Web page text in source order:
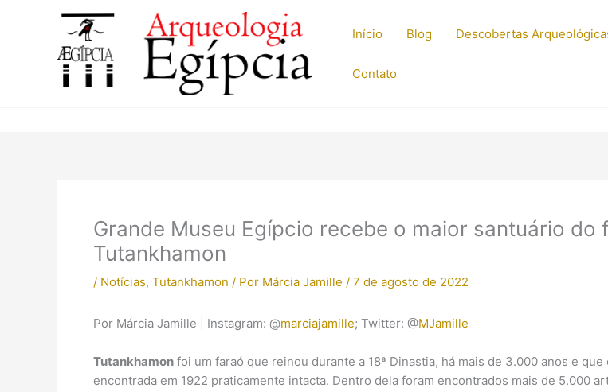
Início Blog Descobertas
Contato
Grande Museu Egípcio recebe o maior santuário do
Tutankhamon
/ Notícias, Tutankhamon / Por Márcia Jamille / 7 de agosto de 2022
Por Márcia Jamille | Instagram: @marciajamille; Twitter: @MJamille
Tutankhamon foi um faraó que reinou durante a 18ª Dinastia, há mais de 3.000 anos e que
encontrada em 1922 praticamente intacta. Dentro dela foram encontrados mais de 5.000